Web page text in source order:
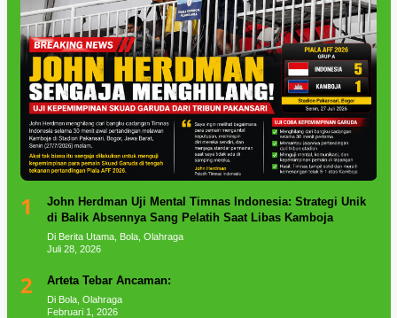
1
John Herdman Uji Mental Timnas Indonesia: Strategi Unik
di Balik Absennya Sang Pelatih Saat Libas Kamboja
Di Berita Utama, Bola, Olahraga
Juli 28, 2026
2 Arteta Tebar Ancaman:
Di Bola, Olahraga
Februari 1, 2026